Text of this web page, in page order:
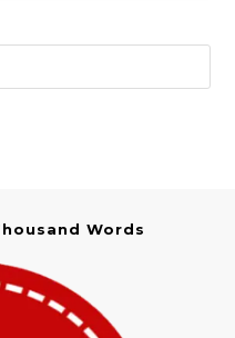
Words